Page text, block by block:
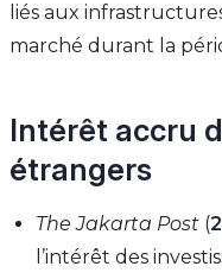
liés aux
marché durant la
Intérêt accru
étrangers
The Jakarta Post (
l’intérêt des